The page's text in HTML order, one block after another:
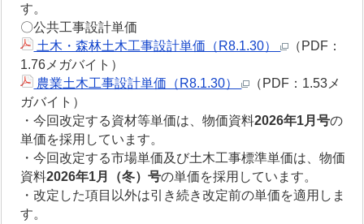
す。
〇公共工事設計単価
土木・森林土木工事設計単価（R8.1.30）
（PDF：
1.76メガバイト）
農業土木工事設計単価（R8.1.30）
（PDF：1.53メ
ガバイト）
・今回改定する資材等単価は、物価資料2026年1月号の
単価を採用しています。
・今回改定する市場単価及び土木工事標準単価は、物価
資料2026年1月（冬）号の単価を採用しています。
・改定した項目以外は引き続き改定前の単価を適用しま
す。